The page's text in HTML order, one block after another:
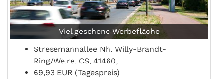
Viel gesehene Werbefläche
Stresemannallee Nh. Willy-Brandt-
Ring/We.re. CS, 41460,
69,93 EUR (Tagespreis)